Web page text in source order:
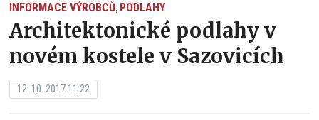
INFORMACE VÝROBCŮ, PODLAHY
Architektonické podlahy v
novém kostele v Sazovicích
12. 10. 2017 11:22